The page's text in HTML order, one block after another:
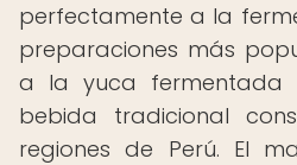
perfectamente a la
preparaciones más
a la yuca fermentada
bebida tradicional
regiones de Perú. El